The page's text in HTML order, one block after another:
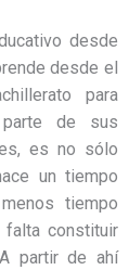
desde
desde el
para
parte de sus
es no sólo
un tiempo
tiempo
falta constituir
partir de ahí